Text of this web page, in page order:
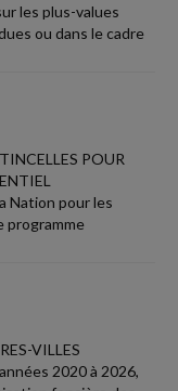
les plus-values
ou dans le cadre
POUR
Nation pour les
programme
VILLES
2020 à 2026,